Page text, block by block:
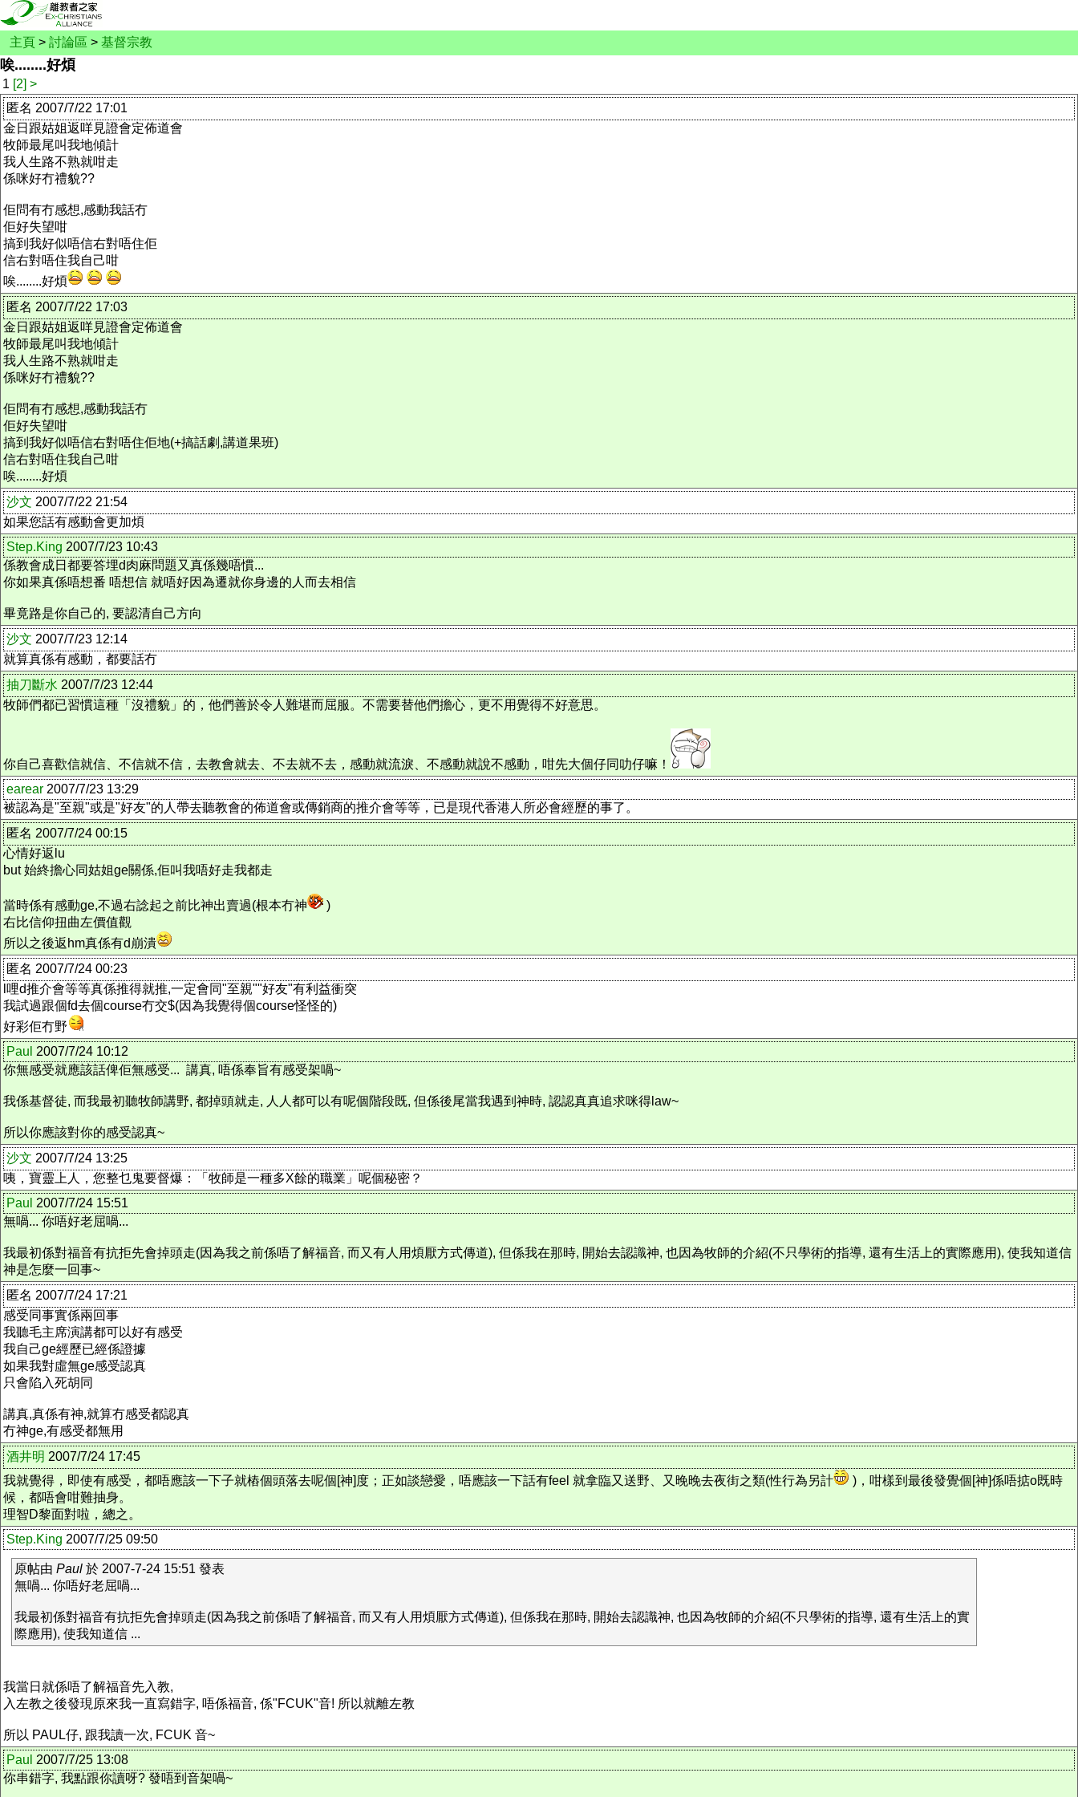
主頁 > 討論區 > 基督宗教
唉........好煩
1 [2] >
匿名 2007/7/22 17:01
金日跟姑姐返咩見證會定佈道會
牧師最尾叫我地傾計
我人生路不熟就咁走
係咪好冇禮貌??
佢問有冇感想,感動我話冇
佢好失望咁
搞到我好似唔信右對唔住佢
信右對唔住我自己咁
唉........好煩
匿名 2007/7/22 17:03
金日跟姑姐返咩見證會定佈道會
牧師最尾叫我地傾計
我人生路不熟就咁走
係咪好冇禮貌??
佢問有冇感想,感動我話冇
佢好失望咁
搞到我好似唔信右對唔住佢地(+搞話劇,講道果班)
信右對唔住我自己咁
唉........好煩
沙文 2007/7/22 21:54
如果您話有感動會更加煩
Step.King 2007/7/23 10:43
係教會成日都要答埋d肉麻問題又真係幾唔慣...
你如果真係唔想番 唔想信 就唔好因為遷就你身邊的人而去相信
畢竟路是你自己的, 要認清自己方向
沙文 2007/7/23 12:14
就算真係有感動，都要話冇
抽刀斷水 2007/7/23 12:44
牧師們都已習慣這種「沒禮貌」的，他們善於令人難堪而屈服。不需要替他們擔心，更不用覺得不好意思。
你自己喜歡信就信、不信就不信，去教會就去、不去就不去，感動就流淚、不感動就說不感動，咁先大個仔同叻仔嘛！
earear 2007/7/23 13:29
被認為是"至親"或是"好友"的人帶去聽教會的佈道會或傳銷商的推介會等等，已是現代香港人所必會經歷的事了。
匿名 2007/7/24 00:15
心情好返lu
but 始終擔心同姑姐ge關係,佢叫我唔好走我都走
當時係有感動ge,不過右諗起之前比神出賣過(根本冇神
)
右比信仰扭曲左價值觀
所以之後返hm真係有d崩潰
匿名 2007/7/24 00:23
l哩d推介會等等真係推得就推,一定會同"至親""好友"有利益衝突
我試過跟個fd去個course冇交$(因為我覺得個course怪怪的)
好彩佢冇野
Paul 2007/7/24 10:12
你無感受就應該話俾佢無感受... 講真, 唔係奉旨有感受架喎~
我係基督徒, 而我最初聽牧師講野, 都掉頭就走, 人人都可以有呢個階段既, 但係後尾當我遇到神時, 認認真真追求咪得law~
所以你應該對你的感受認真~
沙文 2007/7/24 13:25
咦，寶靈上人，您整乜鬼要督爆：「牧師是一種多X餘的職業」呢個秘密？
Paul 2007/7/24 15:51
無喎... 你唔好老屈喎...
我最初係對福音有抗拒先會掉頭走(因為我之前係唔了解福音, 而又有人用煩厭方式傳道), 但係我在那時, 開始去認識神, 也因為牧師的介紹(不只學術的指導, 還有生活上的實際應用), 使我知道信
神是怎麼一回事~
匿名 2007/7/24 17:21
感受同事實係兩回事
我聽毛主席演講都可以好有感受
我自己ge經歷已經係證據
如果我對虛無ge感受認真
只會陷入死胡同
講真,真係有神,就算冇感受都認真
冇神ge,有感受都無用
酒井明 2007/7/24 17:45
我就覺得，即使有感受，都唔應該一下子就樁個頭落去呢個[神]度；正如談戀愛，唔應該一下話有feel 就拿臨又送野、又晚晚去夜街之類(性行為另計
)，咁樣到最後發覺個[神]係唔掂o既時
候，都唔會咁難抽身。
理智D黎面對啦，總之。
Step.King 2007/7/25 09:50
原帖由 Paul 於 2007-7-24 15:51 發表
無喎... 你唔好老屈喎...
我最初係對福音有抗拒先會掉頭走(因為我之前係唔了解福音, 而又有人用煩厭方式傳道), 但係我在那時, 開始去認識神, 也因為牧師的介紹(不只學術的指導, 還有生活上的實
際應用), 使我知道信 ...
我當日就係唔了解福音先入教,
入左教之後發現原來我一直寫錯字, 唔係福音, 係"FCUK"音! 所以就離左教
所以 PAUL仔, 跟我讀一次, FCUK 音~
Paul 2007/7/25 13:08
你串錯字, 我點跟你讀呀? 發唔到音架喎~